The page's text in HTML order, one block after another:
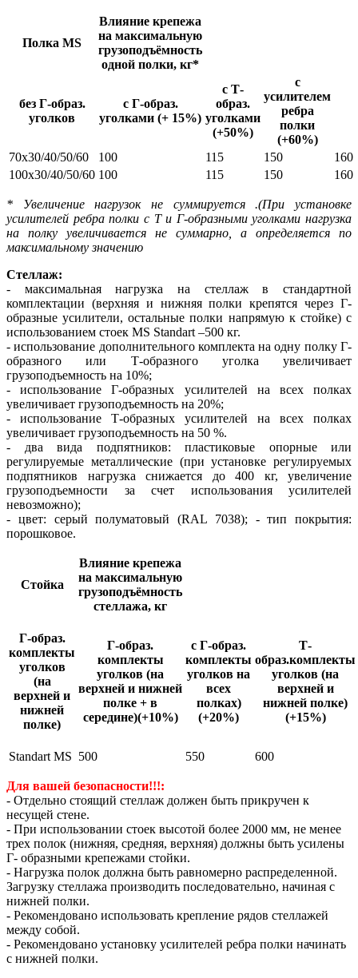
Полка MS
Влияние крепежа
на максимальную
грузоподъёмность
одной полки, кг*
без Г-образ.
уголков
с Г-образ.
уголками (+ 15%)
с Т-
образ.
уголками
(+50%)
с
усилителем
ребра
полки
(+60%)
70х30/40/50/60
100 115 150
160
100х30/40/50/60 100 115 150 160
* Увеличение нагрузок не суммируется .(При установке
усилителей ребра полки с Т и Г-образными уголками нагрузка
на полку увеличивается не суммарно, а определяется по
максимальному значению
Стеллаж:
- максимальная нагрузка на стеллаж в стандартной
комплектации (верхняя и нижняя полки крепятся через Г-
образные усилители, остальные полки напрямую к стойке) с
использованием стоек MS Standart –500 кг.
- использование дополнительного комплекта на одну полку Г-
образного или Т-образного уголка увеличивает
грузоподъемность на 10%;
- использование Г-образных усилителей на всех полках
увеличивает грузоподъемность на 20%;
- использование Т-образных усилителей на всех полках
увеличивает грузоподъемность на 50 %.
- два вида подпятников: пластиковые опорные или
регулируемые металлические (при установке регулируемых
подпятников нагрузка снижается до 400 кг, увеличение
грузоподъемности за счет использования усилителей
невозможно);
- цвет: серый полуматовый (RAL 7038); - тип покрытия:
порошковое.
Стойка
Влияние крепежа
на максимальную
грузоподъёмность
стеллажа, кг
Г-образ.
комплекты
уголков
(на
верхней и
нижней
полке)
Г-образ.
комплекты
уголков (на
верхней и нижней
полке + в
середине)(+10%)
с Г-образ.
комплекты
уголков на
всех
полках)
(+20%)
Т-
образ.комплекты
уголков (на
верхней и
нижней полке)
(+15%)
Standart MS 500 550 600
Для вашей безопасности!!!:
- Отдельно стоящий стеллаж должен быть прикручен к
несущей стене.
- При использовании стоек высотой более 2000 мм, не менее
трех полок (нижняя, средняя, верхняя) должны быть усилены
Г- образными крепежами стойки.
- Нагрузка полок должна быть равномерно распределенной.
Загрузку стеллажа производить последовательно, начиная с
нижней полки.
- Рекомендовано использовать крепление рядов стеллажей
между собой.
- Рекомендовано установку усилителей ребра полки начинать
с нижней полки.